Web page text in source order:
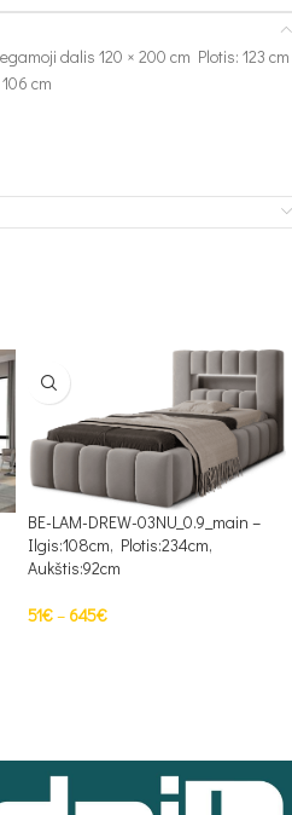
dalis 120 × 200 cm Plotis: 123 cm
cm
BE-LAM-DREW-03NU_0.9_main –
Ilgis:108cm, Plotis:234cm,
Aukštis:92cm
51€– 645€